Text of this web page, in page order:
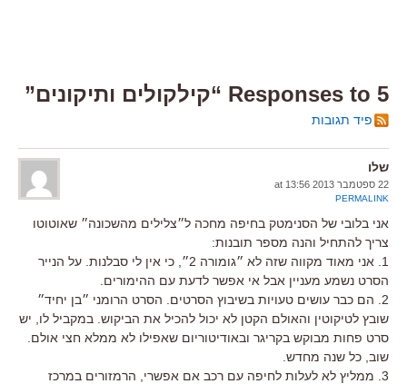
5 Responses to “קילקולים ותיקונים”
פיד תגובות
שלו
22 ספטמבר 2013 at 13:56
PERMALINK
אני בלובי של הסנימטק בחיפה מחכה ל״צלילים מהשכונה״ שאוטוטו
צריך להתחיל והנה מספר תובנות:
1. אני מאוד מקווה שזה לא ״גומורה 2״, כי אין לי סבלנות. על הנייר
הסרט נשמע מעניין אבל אי אפשר לדעת עם ההימורים.
2. הם כבר עושים טעויות בשיבוץ הסרטים. הסרט הרומני ״בן יחיד״
שובץ לטיקוטין והאולם הקטן לא יכול להכיל את הביקוש. במקביל לו, יש
סרט פחות מבוקש בקריגר ובאודיטוריום שאפילו לא ממלא חצי אולם.
שוב, כל שנה מחדש.
3. ממליץ לא לעלות לחיפה עם רכב אם אפשרי, הרמזורים במרכז